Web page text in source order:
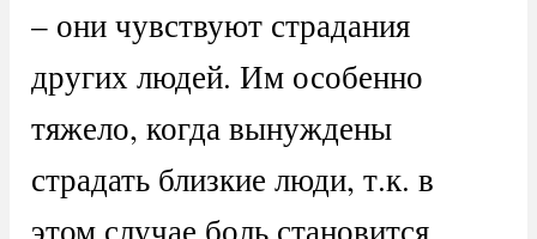
– они чувствуют страдания
других людей. Им особенно
тяжело, когда вынуждены
страдать близкие люди, т.к. в
этом случае боль становится